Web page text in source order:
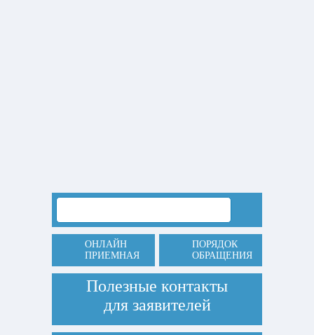
ОНЛАЙН
ПРИЕМНАЯ
ПОРЯДОК
ОБРАЩЕНИЯ
Полезные контакты
для заявителей